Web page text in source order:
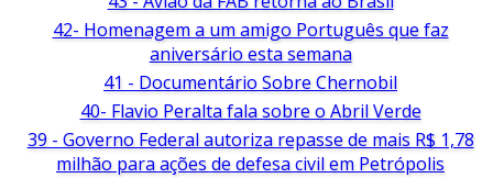
42- Homenagem a um amigo Português que faz
aniversário esta semana
41 - Documentário Sobre Chernobil
40- Flavio Peralta fala sobre o Abril Verde
39 - Governo Federal autoriza repasse de mais R$ 1,78
milhão para ações de defesa civil em Petrópolis